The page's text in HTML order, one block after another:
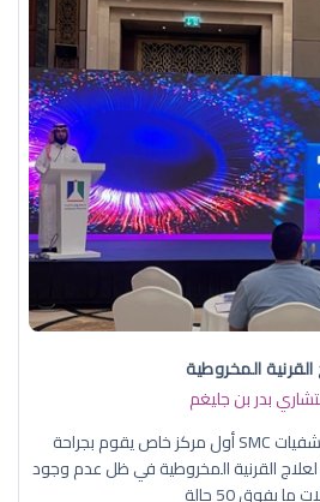
المخروطية
بدر بن جليغم
قلوبال لرعاية العين في مستشفيات SMC أول مركز خاص يقوم بجراحة
زراعة الحلقات الطبيعة CAIRS لعلاج القرنية المخروطية في ظل عدم وجود
يفوق 50 حالة